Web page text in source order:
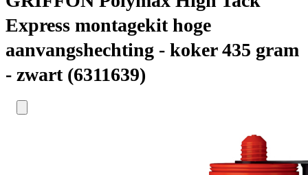
Express montagekit hoge
aanvangshechting - koker 435 gram
- zwart (6311639)